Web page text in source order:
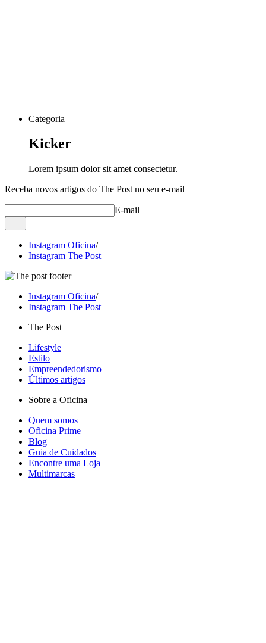
Categoria
Kicker
Lorem ipsum dolor sit amet consectetur.
Receba novos artigos do The Post no seu e-mail
E-mail
Instagram Oficina/
Instagram The Post
Instagram Oficina/
Instagram The Post
The Post
Lifestyle
Estilo
Empreendedorismo
Últimos artigos
Sobre a Oficina
Quem somos
Oficina Prime
Blog
Guia de Cuidados
Encontre uma Loja
Multimarcas